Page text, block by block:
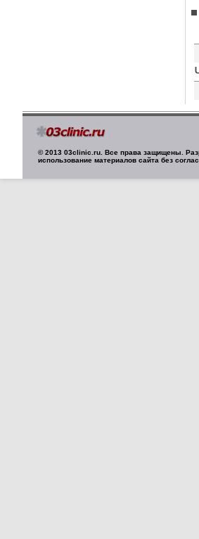
© 2013 03clinic.ru. Все права защищены.
использование материалов сайта без